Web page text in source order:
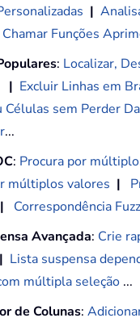
|
Chamar Funções
: Localizar,
| Excluir Linhas em
Células sem Perder
...
: Procura por
múltiplos valores |
| Correspondência
Avançada: Crie
| Lista suspensa
múltipla seleção ...
de Colunas: